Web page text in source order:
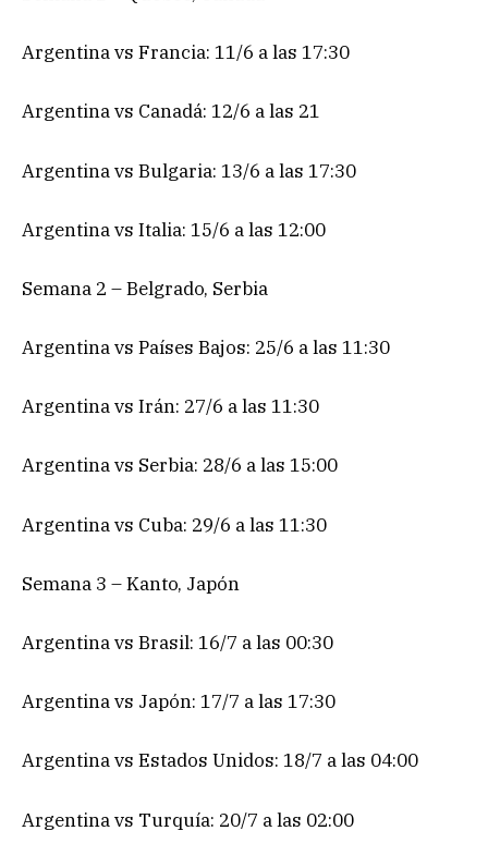
Argentina vs Francia: 11/6 a las 17:30
Argentina vs Canadá: 12/6 a las 21
Argentina vs Bulgaria: 13/6 a las 17:30
Argentina vs Italia: 15/6 a las 12:00
Semana 2 – Belgrado, Serbia
Argentina vs Países Bajos: 25/6 a las 11:30
Argentina vs Irán: 27/6 a las 11:30
Argentina vs Serbia: 28/6 a las 15:00
Argentina vs Cuba: 29/6 a las 11:30
Semana 3 – Kanto, Japón
Argentina vs Brasil: 16/7 a las 00:30
Argentina vs Japón: 17/7 a las 17:30
Argentina vs Estados Unidos: 18/7 a las 04:00
Argentina vs Turquía: 20/7 a las 02:00